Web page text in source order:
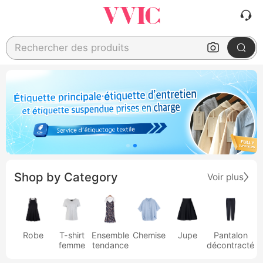
Rechercher des produits
Shop by Category Voir plus
Robe
T-shirt
femme
Ensemble
tendance
Chemise Jupe
Pantalon
décontracté